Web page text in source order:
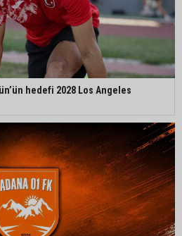
hedefi 2028 Los Angeles